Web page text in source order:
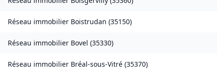
Réseau immobilier Boistrudan (35150)
Réseau immobilier Bovel (35330)
Réseau immobilier Bréal-sous-Vitré (35370)